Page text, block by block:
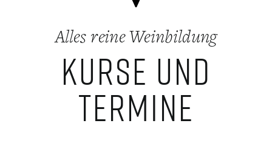
Alles reine Weinbildung
Kurse und
Termine